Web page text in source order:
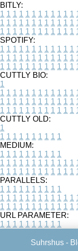
BITLY:
1 1 1 1 1 1 1 1 1 1 1 1
1 1 1 1 1 1 1 1 1 1 1 1
1 1 1 1 1 1 1 1 1 1 1 1
SPOTIFY:
1 1 1 1 1 1 1 1 1 1 1 1
1 1 1 1 1 1 1 1 1 1 1 1
1 1 1 1 1 1 1 1 1 1 1 1
CUTTLY BIO:
1
1 1 1 1 1 1 1 1 1 1 1 1
1 1 1 1 1 1 1 1 1 1 1 1
1 1 1 1 1 1 1 1 1 1 1 1
CUTTLY OLD:
1
1 1 1 1 1 1 1 1 1 1
MEDIUM:
1 1 1 1 1 1 1 1 1 1
1 1 1 1 1 1 1 1 1 1 1 1
1 1 1 1 1 1 1 1 1 1 1 1
PARALLELS:
1 1 1 1 1 1 1 1 1 1
1 1 1 1 1 1 1 1 1 1 1 1
1 1 1 1 1 1 1 1 1 1 1 1
URL PARAMETER:
1 1 1 1 1 1 1 1 1 1
Suhrshus -